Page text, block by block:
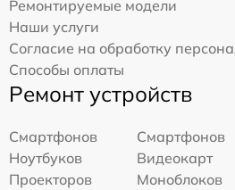
Ремонтируемые модели
Наши услуги
Согласие на обработку
Способы оплаты
Ремонт устройств
Смартфонов
Смартфонов
Ноутбуков
Видеокарт
Проекторов
Моноблоков